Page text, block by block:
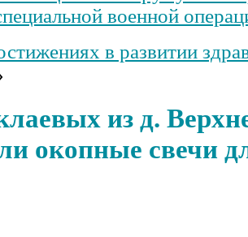
военной
в развитии
из д.
окопные свечи